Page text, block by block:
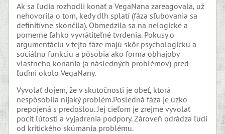
Ak sa ľudia rozhodli konať a VegaNana zareagovala, už
nehovorila o tom, kedy dlh splatí (fáza sľubovania sa
definitívne skončila). Obmedzila sa na nelogické a
pomerne ľahko vyvrátiteľné tvrdenia. Pokusy o
argumentáciu v tejto fáze majú skôr psychologickú a
sociálnu funkciu a pôsobia ako forma obhajoby
vlastného konania (a následných problémov) pred
ľuďmi okolo VegaNany.
Vyvolať dojem, že v skutočnosti je obeť, ktorá
nespôsobila nijaký problém.Posledná fáza je úzko
prepojená s predošlou. Jej cieľom je zrejme vyvolať
pocit ľútosti a vyjadrenia podpory. Zároveň odrádza ľudí
od kritického skúmania problému.